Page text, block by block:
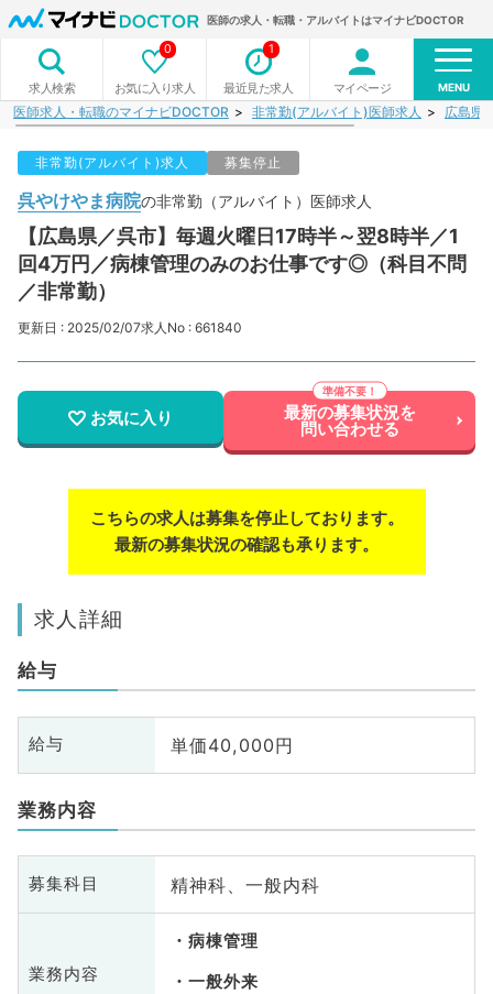
医師の求人・転職・アルバイトはマイナビDOCTOR
求人検索 お気に入り求人
0
最近見た求人
1
マイページ MENU
医師求人・転職のマイナビDOCTOR 非常勤(アルバイト)医師求人 広島県
非常勤(アルバイト)求人 募集停止
呉やけやま病院の非常勤（アルバイト）医師求人
【広島県／呉市】毎週火曜日17時半～翌8時半／1
回4万円／病棟管理のみのお仕事です◎（科目不問
／非常勤）
更新日 : 2025/02/07求人No : 661840
お気に入り 最新の募集状況を
問い合わせる
こちらの求人は募集を停止しております。
最新の募集状況の確認も承ります。
求人詳細
給与
給与 単価40,000円
業務内容
募集科目 精神科、一般内科
業務内容
病棟管理
一般外来